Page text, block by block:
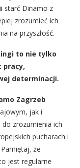
starć Dinamo z
zrozumieć ich
na przyszłość.
to nie tylko
pracy,
determinacji.
Zagrzeb
jak i
zrozumienia ich
pucharach i
że
jest regularne